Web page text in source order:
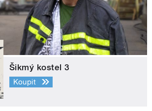
Šikmý kostel 3
Koupit